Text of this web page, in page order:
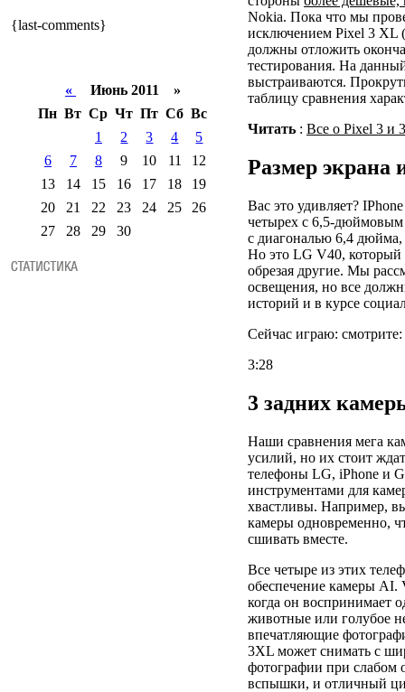
{last-comments}
«
Июнь 2011 »
Пн Вт Ср Чт Пт Сб Вс
1
2 3 4
5
6
7 8 9 10 11
12
13
14 15 16 17 18
19
20
21 22 23 24 25
26
27
28 29 30
Nokia. Пока что мы
исключением Pixel 3 XL
должны отложить
тестирования. На
выстраиваются.
таблицу сравнения
Читать : Все о Pixel 3 и
Размер экрана
Вас это удивляет?
четырех с 6,5-
с диагональю 6,4
Но это LG V40, который
обрезая другие. Мы
освещения, но все
историй и в курсе
Сейчас играю:
3:28
3 задних
Наши сравнения мега
усилий, но их стоит
телефоны LG, iPhone и
инструментами для
хвастливы. Например,
камеры одновременно,
сшивать вместе.
Все четыре из этих
обеспечение камеры AI.
когда он воспринимает
животные или голубое
впечатляющие
3XL может снимать с
фотографии при слабом
вспышки, и отличный